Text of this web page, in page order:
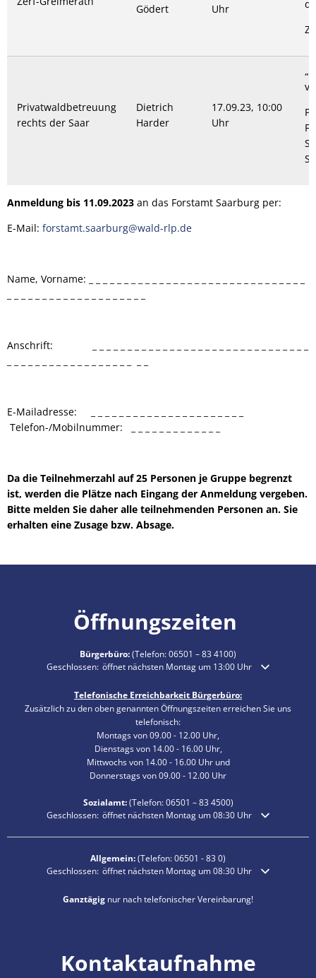
Gödert Uhr
Privatwaldbetreuung
rechts der Saar
Dietrich
Harder
17.09.23, 10:00
Uhr
Anmeldung bis 11.09.2023 an das Forstamt Saarburg per:
E-Mail: forstamt.saarburg@wald-rlp.de
Name, Vorname: _ _ _ _ _ _ _ _ _ _ _ _ _ _ _ _ _ _ _ _ _ _ _ _ _ _ _ _ _ _ _
Anschrift: _ _ _ _ _ _ _ _ _ _ _ _ _ _ _ _ _ _ _ _ _ _ _ _ _ _ _ _ _ _ _
E-Mailadresse: _ _ _ _ _ _ _ _ _ _ _ _ _ _ _ _ _ _ _ _ _ _
Telefon-/Mobilnummer: _ _ _ _ _ _ _ _ _ _ _ _ _
Da die Teilnehmerzahl auf 25 Personen je Gruppe begrenzt
ist, werden die Plätze nach Eingang der Anmeldung vergeben.
Bitte melden Sie daher alle teilnehmenden Personen an. Sie
erhalten eine Zusage bzw. Absage.
Öffnungszeiten
Bürgerbüro:(Telefon:06501 – 83 4100)
Klicken, um weitere Öffnungs- oder Schließzeiten auszublenden
Geschlossen: öffnet nächsten Montag um 13:00 Uhr
Telefonische Erreichbarkeit Bürgerbüro:
Zusätzlich zu den oben genannten Öffnungszeiten erreichen Sie uns
telefonisch:
Montags von 09.00 - 12.00 Uhr,
Dienstags von 14.00 - 16.00 Uhr,
Mittwochs von 14.00 - 16.00 Uhr und
Donnerstags von 09.00 - 12.00 Uhr
Sozialamt:(Telefon:06501 – 834500)
Klicken, um weitere Öffnungs- oder Schließzeiten auszublenden
Geschlossen: öffnet nächsten Montag um 08:30 Uhr
Allgemein:(Telefon:06501 - 83 0)
Klicken, um weitere Öffnungs- oder Schließzeiten auszublenden
Geschlossen: öffnet nächsten Montag um 08:30 Uhr
Ganztägig nur nach telefonischer Vereinbarung!
Kontaktaufnahme